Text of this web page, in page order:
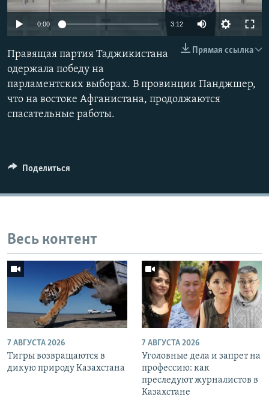
0:00 3:12
Прямая ссылка
Правящая партия Таджикистана
одержала победу на
парламентских выборах. В провинции Панджшер,
что на востоке Афганистана, продолжаются
спасательные работы.
Поделиться
Весь контент
7 АВГУСТА 2026
Тигры возвращаются в
дикую природу Казахстана
7 АВГУСТА 2026
Уголовные дела и запрет на
профессию: как
преследуют журналистов в
Казахстане